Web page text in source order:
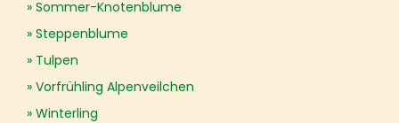
Sommer-Knotenblume
Steppenblume
Tulpen
Vorfrühling Alpenveilchen
Winterling